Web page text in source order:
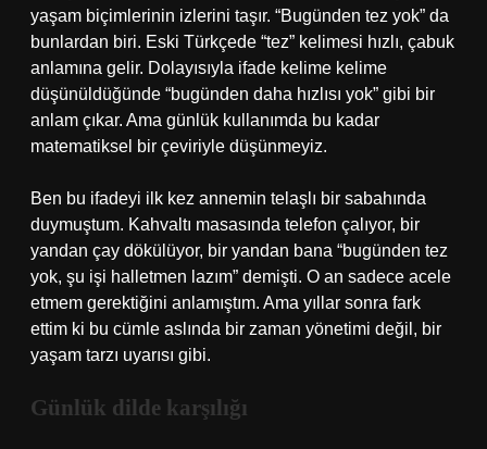
yaşam biçimlerinin izlerini taşır. “Bugünden tez yok” da
bunlardan biri. Eski Türkçede “tez” kelimesi hızlı, çabuk
anlamına gelir. Dolayısıyla ifade kelime kelime
düşünüldüğünde “bugünden daha hızlısı yok” gibi bir
anlam çıkar. Ama günlük kullanımda bu kadar
matematiksel bir çeviriyle düşünmeyiz.
Ben bu ifadeyi ilk kez annemin telaşlı bir sabahında
duymuştum. Kahvaltı masasında telefon çalıyor, bir
yandan çay dökülüyor, bir yandan bana “bugünden tez
yok, şu işi halletmen lazım” demişti. O an sadece acele
etmem gerektiğini anlamıştım. Ama yıllar sonra fark
ettim ki bu cümle aslında bir zaman yönetimi değil, bir
yaşam tarzı uyarısı gibi.
Günlük dilde karşılığı